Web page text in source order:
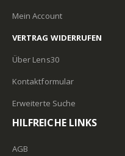
Mein Account
VERTRAG WIDERRUFEN
Über Lens30
Kontaktformular
Erweiterte Suche
HILFREICHE LINKS
AGB